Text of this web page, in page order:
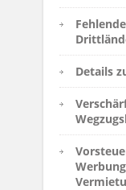
Details